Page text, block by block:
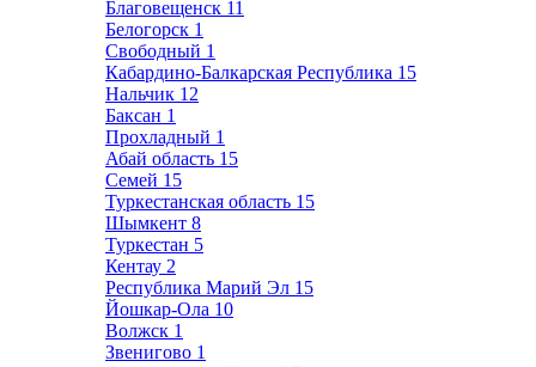
Благовещенск 11
Белогорск 1
Свободный 1
Кабардино-Балкарская Республика 15
Нальчик 12
Баксан 1
Прохладный 1
Абай область 15
Семей 15
Туркестанская область 15
Шымкент 8
Туркестан 5
Кентау 2
Республика Марий Эл 15
Йошкар-Ола 10
Волжск 1
Звенигово 1